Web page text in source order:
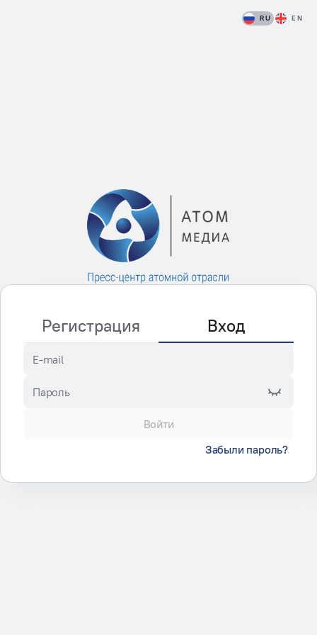
RU EN
Регистрация Вход
E-mail
Пароль
Войти
Забыли пароль?